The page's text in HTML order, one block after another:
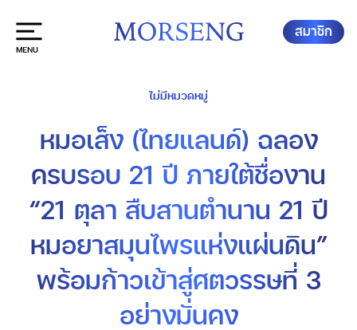
สมาชิก
ไม่มีหมวดหมู่
หมอเส็ง (ไทยแลนด์) ฉลอง
ครบรอบ 21 ปี ภายใต้ชื่องาน
“21 ตุลา สืบสานตำนาน 21 ปี
หมอยาสมุนไพรแห่งแผ่นดิน”
พร้อมก้าวเข้าสู่ศตวรรษที่ 3
อย่างมั่นคง